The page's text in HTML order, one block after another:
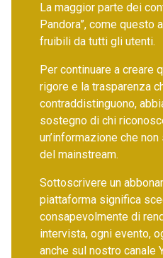
La maggior parte dei
Pandora”, come questo
fruibili da tutti gli utenti.
Per continuare a creare
rigore e la trasparenza
contraddistinguono,
sostegno di chi
un’informazione che
del mainstream.
Sottoscrivere un
piattaforma significa
consapevolmente di
intervista, ogni evento,
anche sul nostro canale